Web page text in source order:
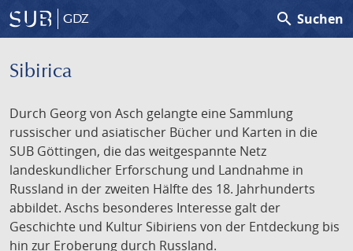
GDZ search Suchen
Sibirica
Durch Georg von Asch gelangte eine Sammlung
russischer und asiatischer Bücher und Karten in die
SUB Göttingen, die das weitgespannte Netz
landeskundlicher Erforschung und Landnahme in
Russland in der zweiten Hälfte des 18. Jahrhunderts
abbildet. Aschs besonderes Interesse galt der
Geschichte und Kultur Sibiriens von der Entdeckung bis
hin zur Eroberung durch Russland.